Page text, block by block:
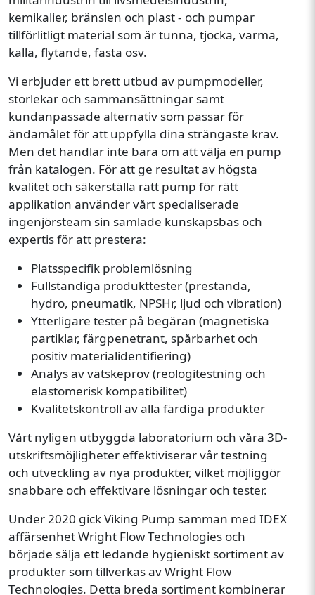
kemikalier, bränslen och plast - och pumpar
tillförlitligt material som är tunna, tjocka, varma,
kalla, flytande, fasta osv.
Vi erbjuder ett brett utbud av pumpmodeller,
storlekar och sammansättningar samt
kundanpassade alternativ som passar för
ändamålet för att uppfylla dina strängaste krav.
Men det handlar inte bara om att välja en pump
från katalogen. För att ge resultat av högsta
kvalitet och säkerställa rätt pump för rätt
applikation använder vårt specialiserade
ingenjörsteam sin samlade kunskapsbas och
expertis för att prestera:
Platsspecifik problemlösning
Fullständiga produkttester (prestanda,
hydro, pneumatik, NPSHr, ljud och vibration)
Ytterligare tester på begäran (magnetiska
partiklar, färgpenetrant, spårbarhet och
positiv materialidentifiering)
Analys av vätskeprov (reologitestning och
elastomerisk kompatibilitet)
Kvalitetskontroll av alla färdiga produkter
Vårt nyligen utbyggda laboratorium och våra 3D-
utskriftsmöjligheter effektiviserar vår testning
och utveckling av nya produkter, vilket möjliggör
snabbare och effektivare lösningar och tester.
Under 2020 gick Viking Pump samman med IDEX
affärsenhet Wright Flow Technologies och
började sälja ett ledande hygieniskt sortiment av
produkter som tillverkas av Wright Flow
Technologies. Detta breda sortiment kombinerar